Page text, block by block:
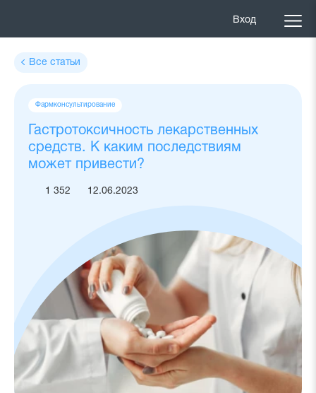
Вход
Все статьи
Гастротоксичность лекарственных
средств. К каким последствиям
может привести?
Теги
Фармконсультирование
1 352 12.06.2023